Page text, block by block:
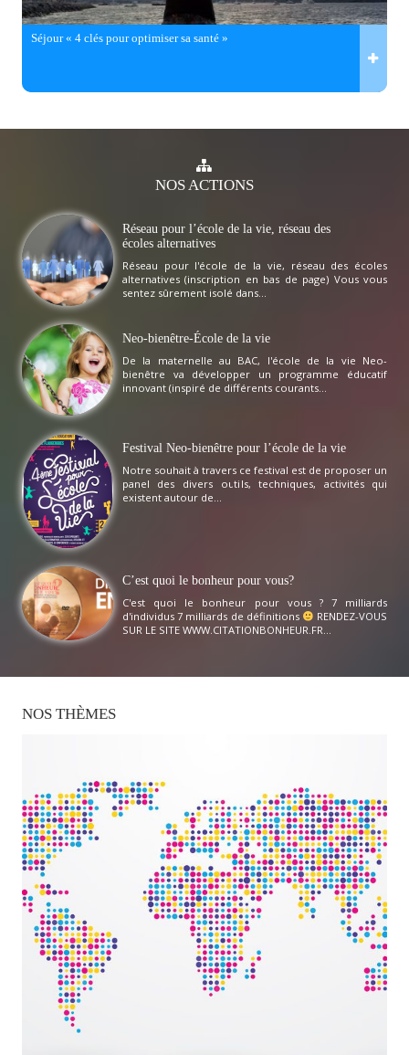
Séjour « 4 clés pour optimiser sa santé »
NOSACTIONS
Réseau pour l’école de la vie, réseau des
écoles alternatives
Réseau pour l'école de la vie, réseau des écoles
alternatives (inscription en bas de page) Vous vous
sentez sûrement isolé dans...
Neo-bienêtre-École de la vie
De la maternelle au BAC, l'école de la vie Neo-
bienêtre va développer un programme éducatif
innovant (inspiré de différents courants...
Festival Neo-bienêtre pour l’école de la vie
Notre souhait à travers ce festival est de proposer un
panel des divers outils, techniques, activités qui
existent autour de...
C’est quoi le bonheur pour vous?
C'est quoi le bonheur pour vous ? 7 milliards
d'individus 7 milliards de définitions
RENDEZ-VOUS
SUR LE SITE WWW.CITATIONBONHEUR.FR...
NOS THÈMES